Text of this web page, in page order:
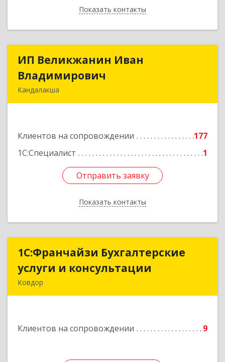
Показать контакты
Назад
ИП Великжанин Иван
Владимирович
Кандалакша
Клиентов на сопровождении
177
1С:Специалист
1
Отправить заявку
Показать контакты
ИП Великжанин Иван
Подробнее
Отправить заявку
Назад
1С:Франчайзи Бухгалтерские
услуги и консультации
Ковдор
Клиентов на сопровождении 9
1С:Франчайзи Бухгалтерские
услуги и консультации